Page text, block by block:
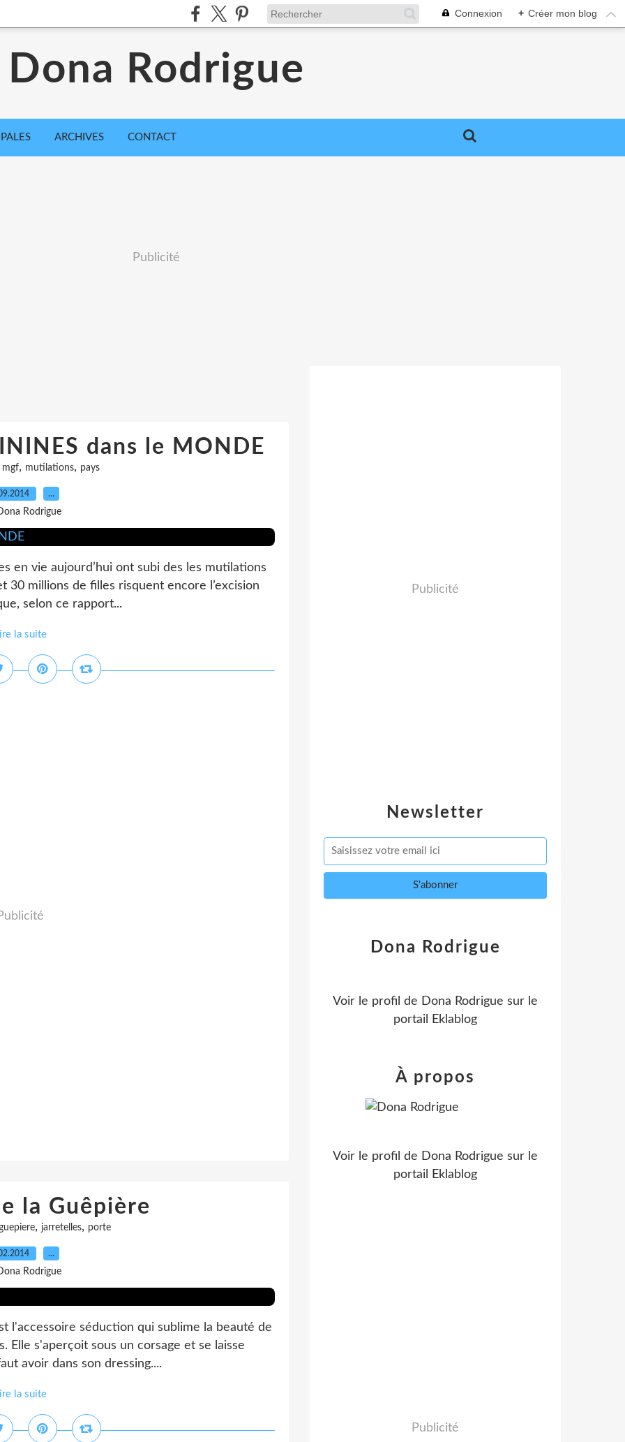
Connexion + Créer mon blog
Dona Rodrigue
ARCHIVES CONTACT
Publicité
dans le MONDE
mgf, mutilations, pays
…
Rodrigue
en vie aujourd’hui ont subi des les mutilations
30 millions de filles risquent encore l’excision
selon ce rapport...
la suite
la Guêpière
, jarretelles, porte
…
Rodrigue
l'accessoire séduction qui sublime la beauté de
s'aperçoit sous un corsage et se laisse
avoir dans son dressing....
la suite
Newsletter
Publicité
Dona Rodrigue
Voir le profil de Dona Rodrigue sur le
portail Eklablog
À propos
Voir le profil de Dona Rodrigue sur le
portail Eklablog
Publicité